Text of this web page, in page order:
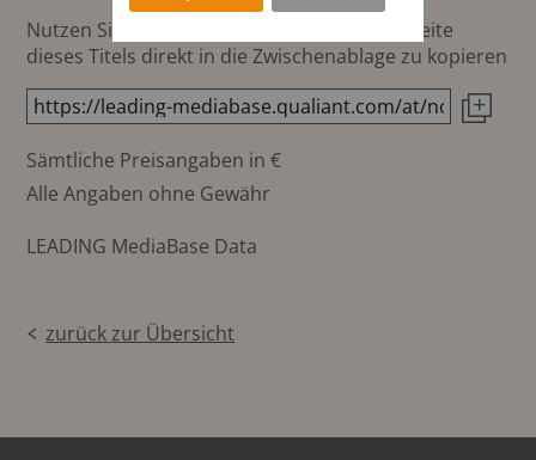
Nutzen Sie diesen Button um den Link zur Seite
dieses Titels direkt in die Zwischenablage zu kopieren
Sämtliche Preisangaben in €
Alle Angaben ohne Gewähr
LEADING MediaBase Data
zurück zur Übersicht